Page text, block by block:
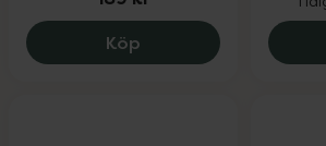
Köp La Roche-Posay